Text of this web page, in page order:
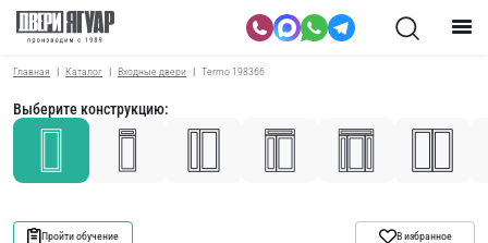
Главная Каталог Входные двери Termo 198366
Выберите конструкцию:
Пройти обучение В избранное